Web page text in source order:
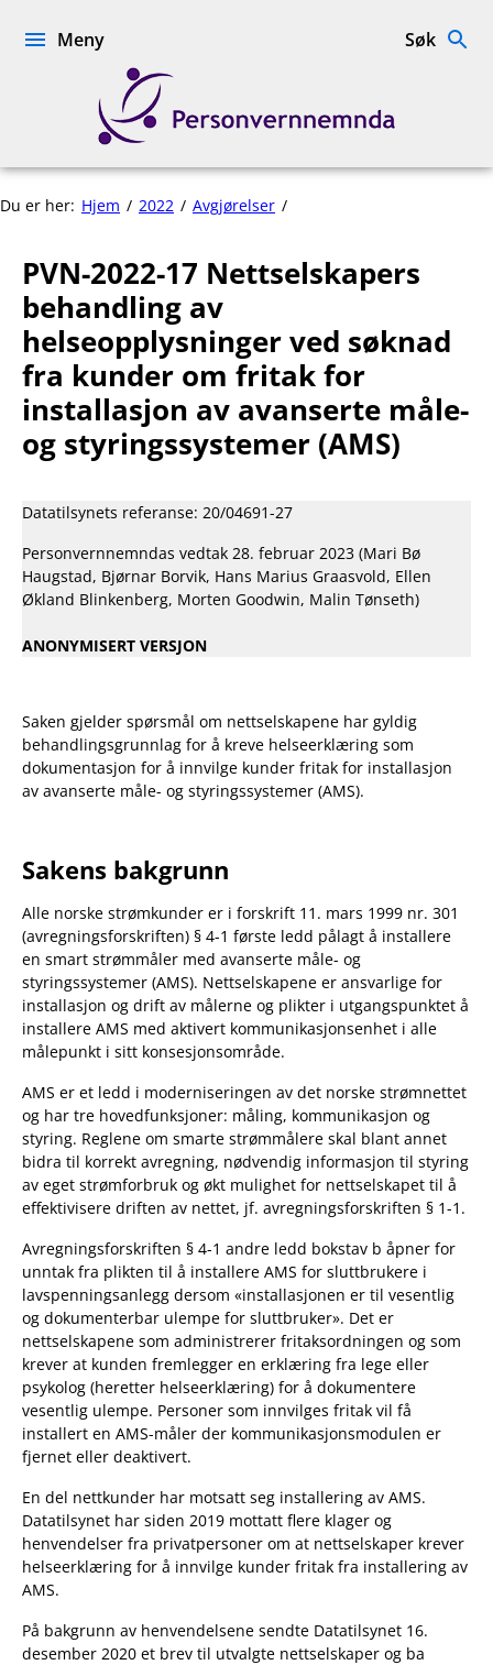
Personvernnemnda
Meny Søk
Du er her: Hjem 2022 Avgjørelser
Nettselskapers
behandling
helseopplysninger
ved
søknad
fra
kunder
om
av
avanserte
måle-
PVN-2022-17 Nettselskapers
behandling av
helseopplysninger ved søknad
fra kunder om fritak for
installasjon av avanserte måle-
og styringssystemer (AMS)
Datatilsynets referanse: 20/04691-27
Personvernnemndas vedtak 28. februar 2023 (Mari Bø
Haugstad, Bjørnar Borvik, Hans Marius Graasvold, Ellen
Økland Blinkenberg, Morten Goodwin, Malin Tønseth)
ANONYMISERT VERSJON
Saken gjelder spørsmål om nettselskapene har gyldig
behandlingsgrunnlag for å kreve helseerklæring som
dokumentasjon for å innvilge kunder fritak for installasjon
av avanserte måle- og styringssystemer (AMS).
Sakens bakgrunn
Alle norske strømkunder er i forskrift 11. mars 1999 nr. 301
(avregningsforskriften) § 4-1 første ledd pålagt å installere
en smart strømmåler med avanserte måle- og
styringssystemer (AMS). Nettselskapene er ansvarlige for
installasjon og drift av målerne og plikter i utgangspunktet å
installere AMS med aktivert kommunikasjonsenhet i alle
målepunkt i sitt konsesjonsområde.
AMS er et ledd i moderniseringen av det norske strømnettet
og har tre hovedfunksjoner: måling, kommunikasjon og
styring. Reglene om smarte strømmålere skal blant annet
bidra til korrekt avregning, nødvendig informasjon til styring
av eget strømforbruk og økt mulighet for nettselskapet til å
effektivisere driften av nettet, jf. avregningsforskriften § 1-1.
Avregningsforskriften § 4-1 andre ledd bokstav b åpner for
unntak fra plikten til å installere AMS for sluttbrukere i
lavspenningsanlegg dersom «installasjonen er til vesentlig
og dokumenterbar ulempe for sluttbruker». Det er
nettselskapene som administrerer fritaksordningen og som
krever at kunden fremlegger en erklæring fra lege eller
psykolog (heretter helseerklæring) for å dokumentere
vesentlig ulempe. Personer som innvilges fritak vil få
installert en AMS-måler der kommunikasjonsmodulen er
fjernet eller deaktivert.
En del nettkunder har motsatt seg installering av AMS.
Datatilsynet har siden 2019 mottatt flere klager og
henvendelser fra privatpersoner om at nettselskaper krever
helseerklæring for å innvilge kunder fritak fra installering av
AMS.
På bakgrunn av henvendelsene sendte Datatilsynet 16.
desember 2020 et brev til utvalgte nettselskaper og ba